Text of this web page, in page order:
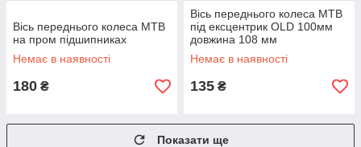
Вісь переднього колеса МТВ
на пром підшипниках
Немає в наявності
180 ₴
Вісь переднього колеса МТВ
під ексцентрик OLD 100мм
довжина 108 мм
Немає в наявності
135 ₴
Показати ще